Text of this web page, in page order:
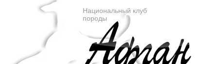
Национальный клуб
породы